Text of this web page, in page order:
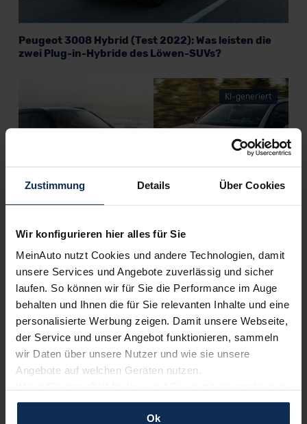
Zustimmung Details Über Cookies
Wir konfigurieren hier alles für Sie
MeinAuto nutzt Cookies und andere Technologien, damit
unsere Services und Angebote zuverlässig und sicher
laufen. So können wir für Sie die Performance im Auge
behalten und Ihnen die für Sie relevanten Inhalte und eine
personalisierte Werbung zeigen. Damit unsere Webseite,
der Service und unser Angebot funktionieren, sammeln
wir Daten über unsere Nutzer und wie sie unsere
Angebote auf welchen Geräten nutzen.
und erlauben uns Cookies für unseren Service zu
verwenden und diese Daten an Dritte weiterzugeben,
Ok
Peugeot 3008 Hybrid (Test 2022): Was leisten die
zwei Plug-in-Hybride des Löwen-SUVs?
KI-generiert
Citroen e-C4 oder Peugeot e-2008 (Test 2022): So
zum Automagazin
Nachrichten